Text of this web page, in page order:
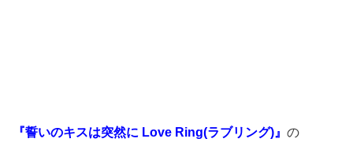
『誓いのキスは突然に Love Ring(ラブリング)』 の